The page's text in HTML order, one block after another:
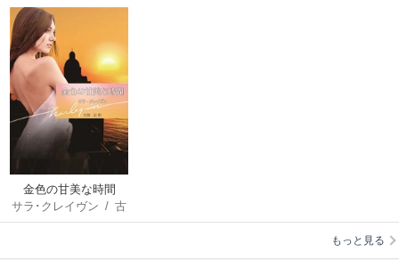
金色の甘美な時間
サラ･クレイヴン /古
澤紅
もっと見る